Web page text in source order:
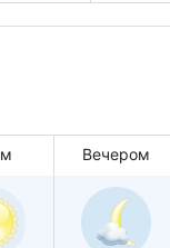
Вечером